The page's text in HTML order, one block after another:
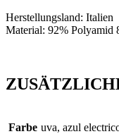
Herstellungsland: Italien
Material: 92% Polyamid
Farbe uva, azul